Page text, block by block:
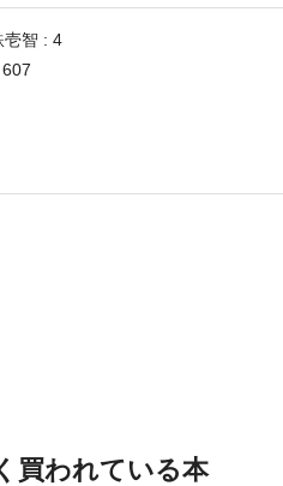
壱智 : 4
607
買われている本